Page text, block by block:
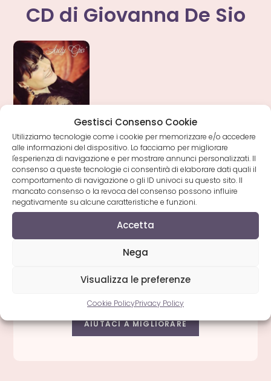
Gestisci Consenso Cookie
Utilizziamo tecnologie come i cookie per memorizzare e/o accedere
alle informazioni del dispositivo. Lo facciamo per migliorare
l'esperienza di navigazione e per mostrare annunci personalizzati. Il
consenso a queste tecnologie ci consentirà di elaborare dati quali il
comportamento di navigazione o gli ID univoci su questo sito. Il
mancato consenso o la revoca del consenso possono influire
negativamente su alcune caratteristiche e funzioni.
Accetta
Nega
Visualizza le preferenze
Cookie PolicyPrivacy Policy
CD di Giovanna De Sio
Lady
Giò
Vuoi modificare questa pagina?
Hai trovato un errore o vorresti suggerire
AIUTACI A MIGLIORARE